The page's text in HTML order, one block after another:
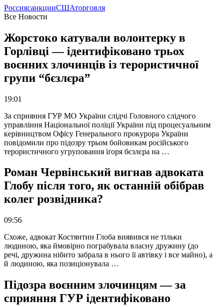
РоссиясанкцииСШАторговля
Все Новости
Жорстоко катували волонтерку в
Горлівці — ідентифіковано трьох
воєнних злочинців із терористичної
групи “бєзлєра”
19:01
За сприяння ГУР МО України слідчі Головного слідчого
управління Національної поліції України під процесуальним
керівництвом Офісу Генерального прокурора України
повідомили про підозру трьом бойовикам російського
терористичного угруповання іґоря бєзлєра на …
Роман Червінський вигнав адвоката
Глобу після того, як останній обібрав
колег розвідника?
09:56
Схоже, адвокат Костянтин Глоба виявився не тільки
людиною, яка ймовірно пограбувала власну дружину (до
речі, дружина нібито забрала в нього її автівку і все майно), а
й людиною, яка позиціонувала …
Підозра воєнним злочинцям — за
сприяння ГУР ідентифіковано